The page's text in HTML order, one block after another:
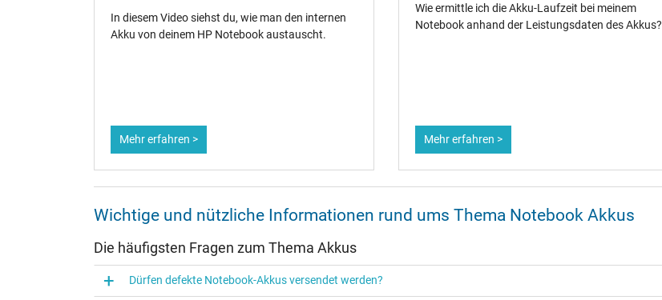
In diesem Video siehst du, wie man den internen
Akku von deinem HP Notebook austauscht.
Mehr erfahren >
Wie ermittle ich die Akku-Laufzeit bei meinem
Notebook anhand der Leistungsdaten des Akkus?
Mehr erfahren >
Wichtige und nützliche Informationen rund ums Thema Notebook Akkus
Die häufigsten Fragen zum Thema Akkus
Dürfen defekte Notebook-Akkus versendet werden?